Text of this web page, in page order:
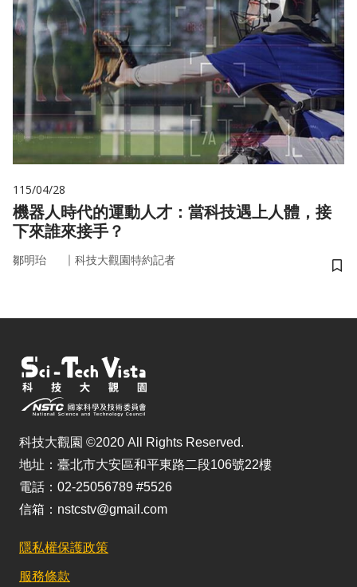
115/04/28
機器人時代的運動人才：當科技遇上人體，接
下來誰來接手？
鄒明珆 ｜ 科技大觀園特約記者
儲
科技大觀園 ©2020 All Rights Reserved.
地址：臺北市大安區和平東路二段106號22樓
電話：02-25056789 #5526
信箱：nstcstv@gmail.com
隱私權保護政策
服務條款